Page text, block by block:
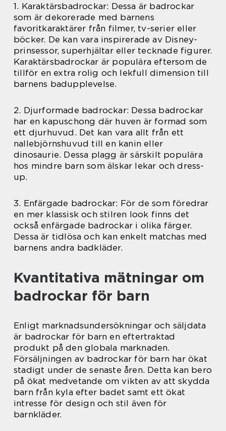
1. Karaktärsbadrockar: Dessa är badrockar
som är dekorerade med barnens
favoritkaraktärer från filmer, tv-serier eller
böcker. De kan vara inspirerade av Disney-
prinsessor, superhjältar eller tecknade figurer.
Karaktärsbadrockar är populära eftersom de
tillför en extra rolig och lekfull dimension till
barnens badupplevelse.
2. Djurformade badrockar: Dessa badrockar
har en kapuschong där huven är formad som
ett djurhuvud. Det kan vara allt från ett
nallebjörnshuvud till en kanin eller
dinosaurie. Dessa plagg är särskilt populära
hos mindre barn som älskar lekar och dress-
up.
3. Enfärgade badrockar: För de som föredrar
en mer klassisk och stilren look finns det
också enfärgade badrockar i olika färger.
Dessa är tidlösa och kan enkelt matchas med
barnens andra badkläder.
Kvantitativa mätningar om
badrockar för barn
Enligt marknadsundersökningar och säljdata
är badrockar för barn en eftertraktad
produkt på den globala marknaden.
Försäljningen av badrockar för barn har ökat
stadigt under de senaste åren. Detta kan bero
på ökat medvetande om vikten av att skydda
barn från kyla efter badet samt ett ökat
intresse för design och stil även för
barnkläder.